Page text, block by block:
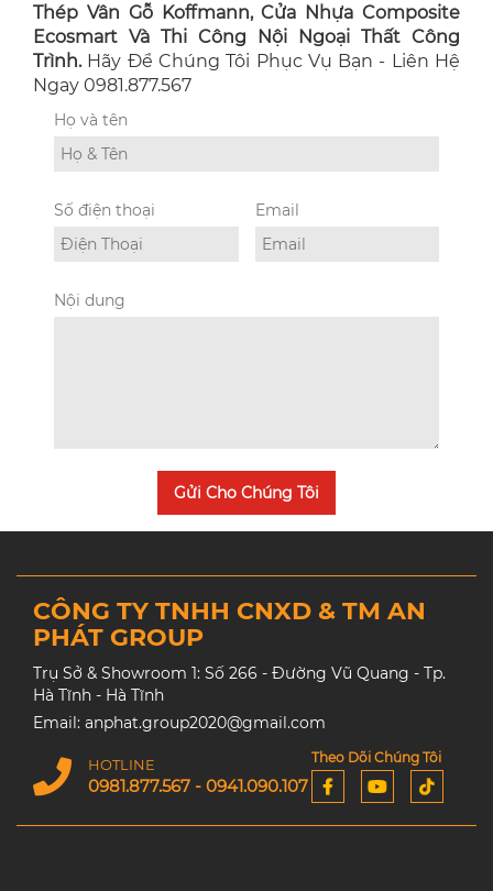
Thép Vân Gỗ Koffmann, Cửa Nhựa Composite
Ecosmart Và Thi Công Nội Ngoại Thất Công
Trình. Hãy Để Chúng Tôi Phục Vụ Bạn - Liên Hệ
Ngay 0981.877.567
Họ và tên
Số điện thoại Email
Nội dung
Gửi Cho Chúng Tôi
CÔNG TY TNHH CNXD & TM AN
PHÁT GROUP
Trụ Sở & Showroom 1: Số 266 - Đường Vũ Quang - Tp.
Hà Tĩnh - Hà Tĩnh
Email: anphat.group2020@gmail.com
HOTLINE
0981.877.567 - 0941.090.107
Theo Dõi Chúng Tôi